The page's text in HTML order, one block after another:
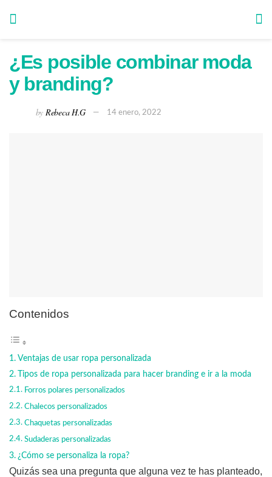
¿Es posible combinar moda
y branding?
by Rebeca H.G 14 enero, 2022
Contenidos
Ventajas de usar ropa personalizada
Tipos de ropa personalizada para hacer branding e ir a la moda
Forros polares personalizados
Chalecos personalizados
Chaquetas personalizadas
Sudaderas personalizadas
¿Cómo se personaliza la ropa?
Quizás sea una pregunta que alguna vez te has planteado,